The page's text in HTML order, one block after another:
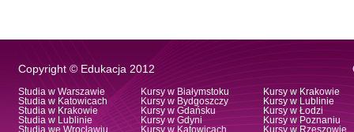
Copyright © Edukacja 2012
Studia w Warszawie
Studia w Katowicach
Studia w Krakowie
Studia w Lublinie
Studia we Wrocławiu
Kursy w Białymstoku
Kursy w Bydgoszczy
Kursy w Gdańsku
Kursy w Gdyni
Kursy w Katowicach
Kursy w Krakowie
Kursy w Lublinie
Kursy w Łodzi
Kursy w Poznaniu
Kursy w Rzeszowie